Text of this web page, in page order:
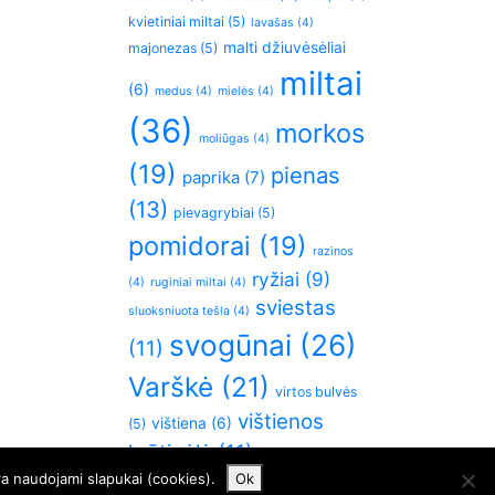
kvietiniai miltai (5) lavašas (4)
majonezas (5) malti džiuvėsėliai
(6) medus (4) mielės (4)
miltai
(36)
moliūgas (4) morkos
(19) paprika (7) pienas
(13) pievagrybiai (5)
pomidorai (19) razinos
(4) ruginiai miltai (4) ryžiai (9)
sluoksniuota tešla (4) sviestas
(11) svogūnai (26)
Varškė (21) virtos bulvės
(5) vištiena (6) vištienos
krūtinėlė(11)
naudojami slapukai (cookies). Ok